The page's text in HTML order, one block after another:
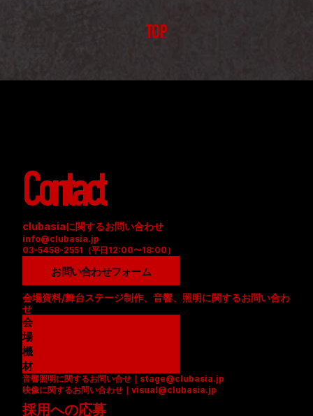
TOP
Contact
clubasiaに関するお問い合わせ
info@clubasia.jp
03-5458-2551（平日12:00〜18:00）
お問い合わせフォーム
会場資料/舞台ステージ制作、音響、照明に関するお問い合わ
せ
会
場
資
料
(
P
D
機
材
リ
ス
ト
音響照明に関するお問い合せ｜stage@clubasia.jp
映像に関するお問い合わせ｜visual@clubasia.jp
採用への応募